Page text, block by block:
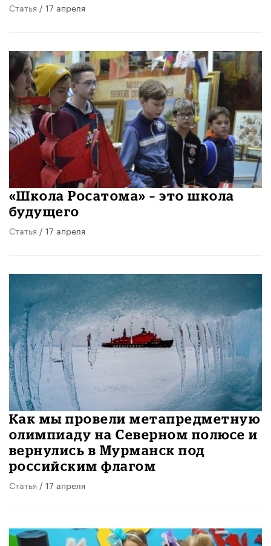
Статья / 17 апреля
«Школа Росатома» – это школа
будущего
Статья / 17 апреля
Как мы провели метапредметную
олимпиаду на Северном полюсе и
вернулись в Мурманск под
российским флагом
Статья / 17 апреля